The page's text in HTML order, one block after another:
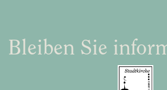
Bleiben Sie